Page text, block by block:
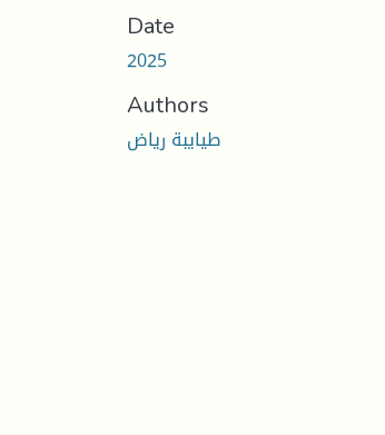
Date
2025
Authors
طيايبة رياض